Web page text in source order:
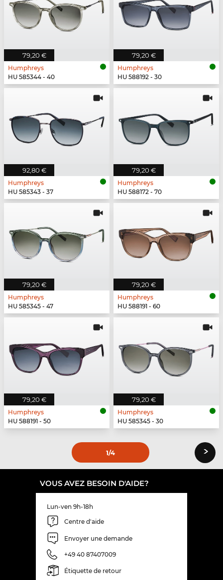
79,20 €
Humphreys
HU 585344 - 40
79,20 €
Humphreys
HU 588192 - 30
92,80 €
Humphreys
HU 585343 - 37
79,20 €
Humphreys
HU 588172 - 70
79,20 €
Humphreys
HU 585345 - 47
79,20 €
Humphreys
HU 588191 - 60
79,20 €
Humphreys
HU 588191 - 50
79,20 €
Humphreys
HU 585345 - 30
1/4 ›
VOUS AVEZ BESOIN D'AIDE?
Lun-ven 9h-18h
Centre d'aide
Envoyer une demande
+49 40 87407009
Étiquette de retour